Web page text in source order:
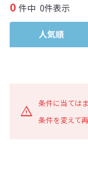
0 件中 0件表示
人気順
条件に当ては
条件を変えて